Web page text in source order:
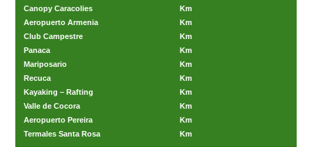
Canopy Caracolies
Km
Aeropuerto Armenia
Km
Club Campestre
Km
Panaca
Km
Mariposario
Km
Recuca
Km
Kayaking – Rafting
Km
Valle de Cocora
Km
Aeropuerto Pereira
Km
Termales Santa Rosa
Km